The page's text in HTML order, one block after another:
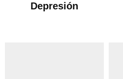
Depresión